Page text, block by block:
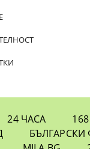
24 ЧАСА
БЪЛГАРСКИ